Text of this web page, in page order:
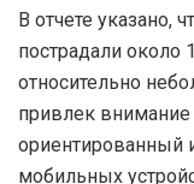
В отчете указано,
пострадали около
относительно
привлек
ориентированный
мобильных